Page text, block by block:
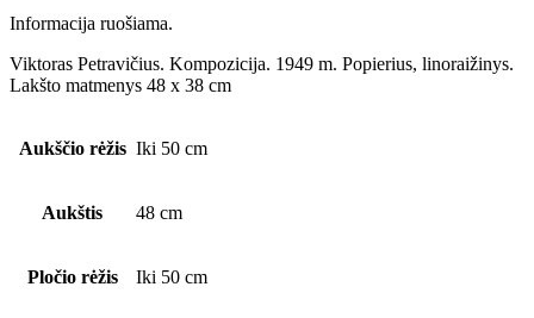
Informacija ruošiama.
Viktoras Petravičius. Kompozicija. 1949 m. Popierius, linoraižinys.
Lakšto matmenys 48 x 38 cm
Aukščio rėžis Iki 50 cm
Aukštis 48 cm
Pločio rėžis Iki 50 cm